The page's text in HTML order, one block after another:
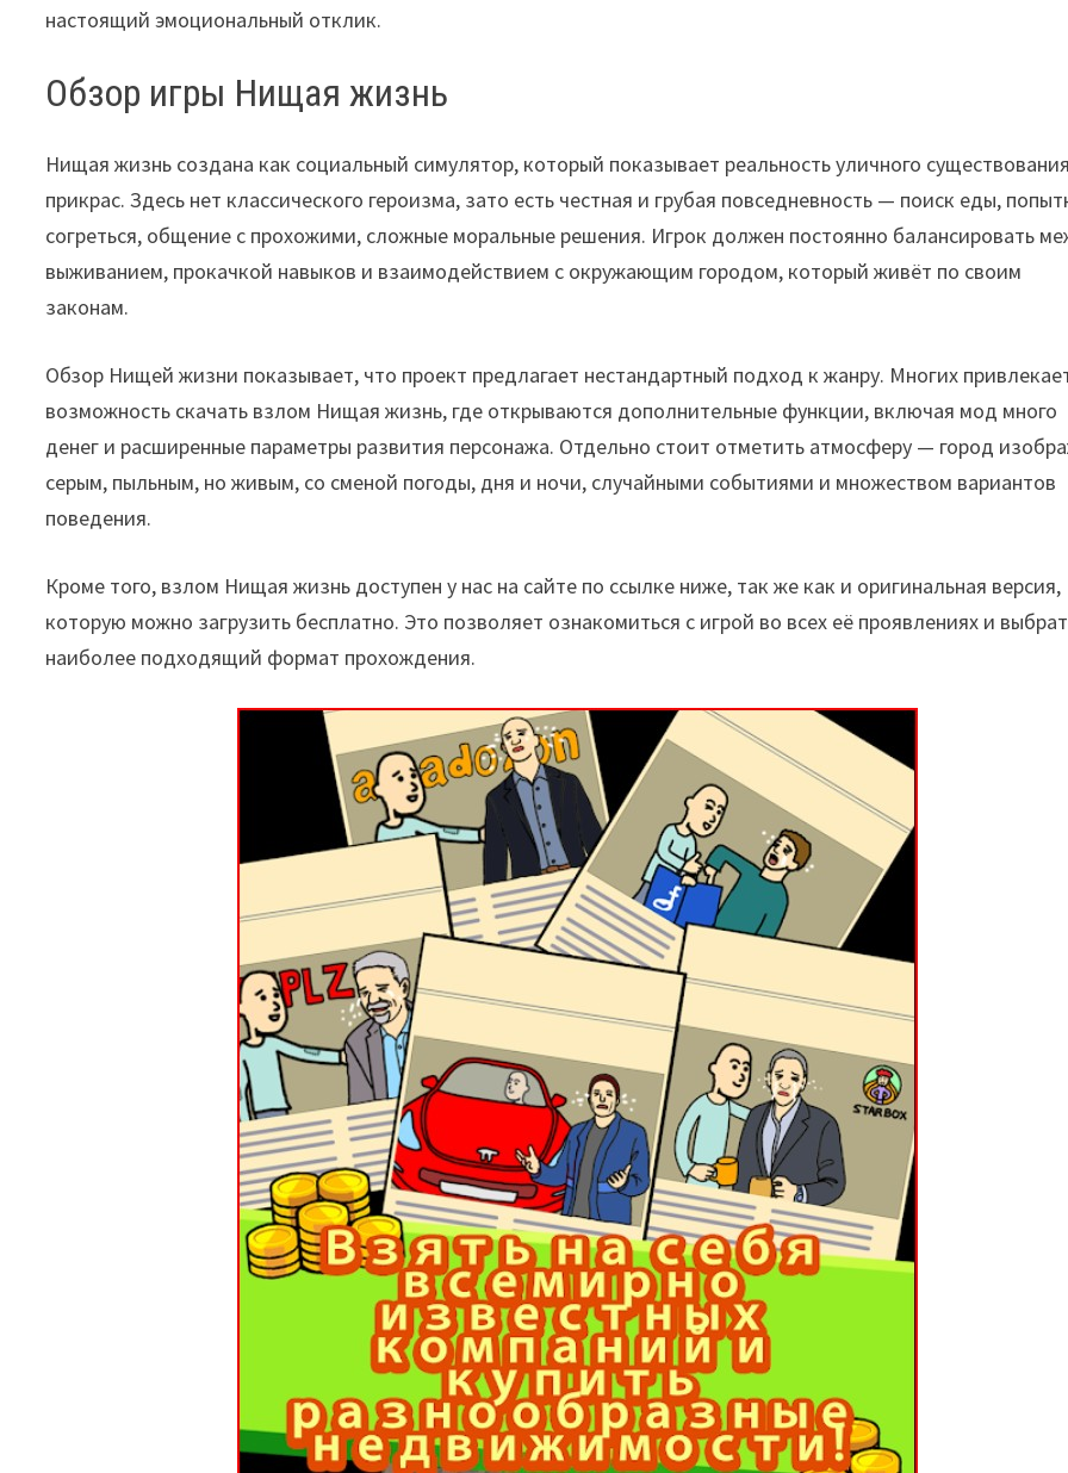
настоящий эмоциональный отклик.
Обзор игры Нищая жизнь
Нищая жизнь создана как социальный симулятор, который показывает реальность уличного
прикрас. Здесь нет классического героизма, зато есть честная и грубая повседневность — поиск еды,
согреться, общение с прохожими, сложные моральные решения. Игрок должен постоянно балансировать
выживанием, прокачкой навыков и взаимодействием с окружающим городом, который живёт по своим
законам.
Обзор Нищей жизни показывает, что проект предлагает нестандартный подход к жанру. Многих
возможность скачать взлом Нищая жизнь, где открываются дополнительные функции, включая мод много
денег и расширенные параметры развития персонажа. Отдельно стоит отметить атмосферу — город
серым, пыльным, но живым, со сменой погоды, дня и ночи, случайными событиями и множеством вариантов
поведения.
Кроме того, взлом Нищая жизнь доступен у нас на сайте по ссылке ниже, так же как и оригинальная версия,
которую можно загрузить бесплатно. Это позволяет ознакомиться с игрой во всех её проявлениях и
наиболее подходящий формат прохождения.